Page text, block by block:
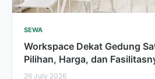
SEWA
Workspace Dekat Gedung
Pilihan, Harga, dan
26 July 2026